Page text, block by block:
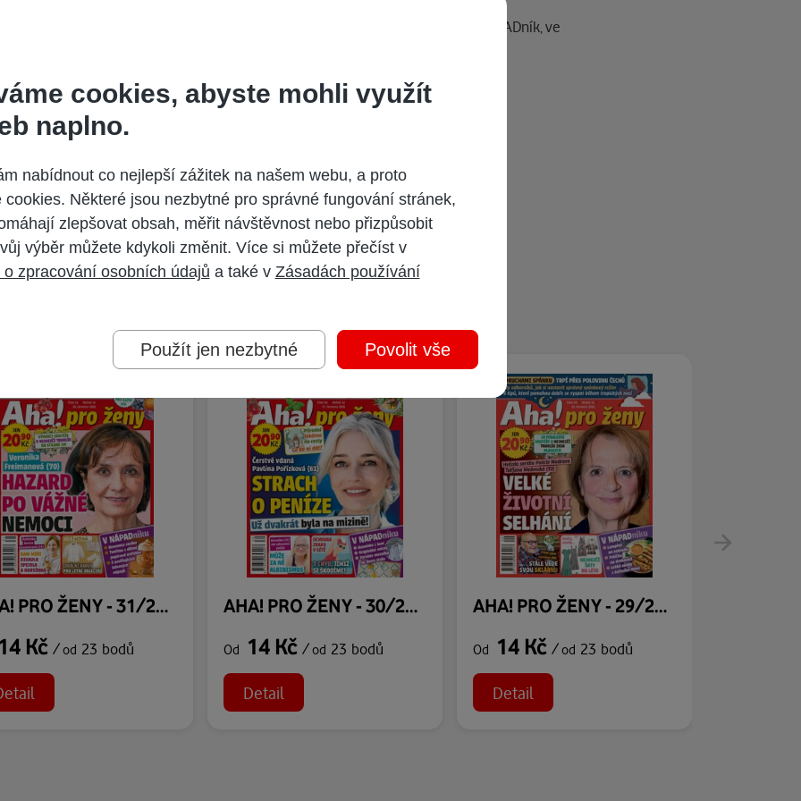
pilířích: showbyznysu, skutečných příbězích českých žen a speciální příloze NÁPADník, ve
na každý den.
Další vydání
AHA! PRO ŽENY - 31/2026
14 Kč /od 23 bodů
AHA! PRO ŽENY - 30/2026
Od 14 Kč /od 23 bodů
Detail
AHA! PRO ŽENY - 29/2026
Od 14 Kč /od 23 bodů
Detail
cookies, abyste mohli využít
naplno.
nabídnout co nejlepší zážitek na našem webu, a proto
cookies. Některé jsou nezbytné pro správné fungování stránek,
zlepšovat obsah, měřit návštěvnost nebo přizpůsobit
výběr můžete kdykoli změnit. Více si můžete přečíst v
o zpracování osobních údajů a také v Zásadách používání
Použít jen nezbytné Povolit vše